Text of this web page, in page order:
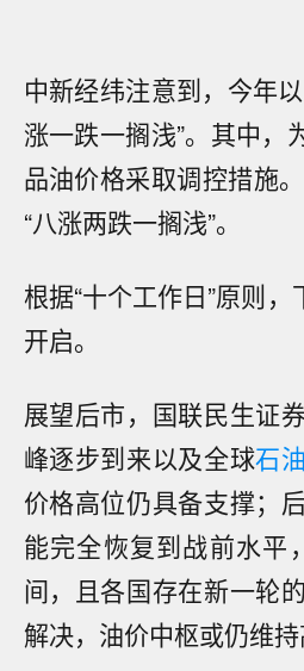
中新经纬注意到，今年
涨一跌一搁浅”。其中
品油价格采取调控措施
“八涨两跌一搁浅”。
根据“十个工作日”原则
开启。
展望后市，国联民生证
峰逐步到来以及全球石油
价格高位仍具备支撑；
能完全恢复到战前水平
间，且各国存在新一轮
解决，油价中枢或仍维持